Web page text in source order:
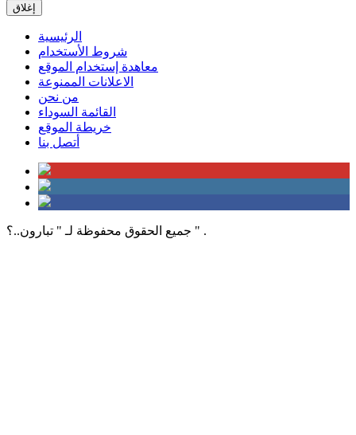
إغلاق
الرئيسية
شروط الأستخدام
معاهدة إستخدام الموقع
الاعلانات الممنوعة
من نحن
القائمة السوداء
خريطة الموقع
أتصل بنا
جميع الحقوق محفوظة لـ " تبارون..؟ " .